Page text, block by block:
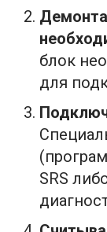
блок
для
SRS